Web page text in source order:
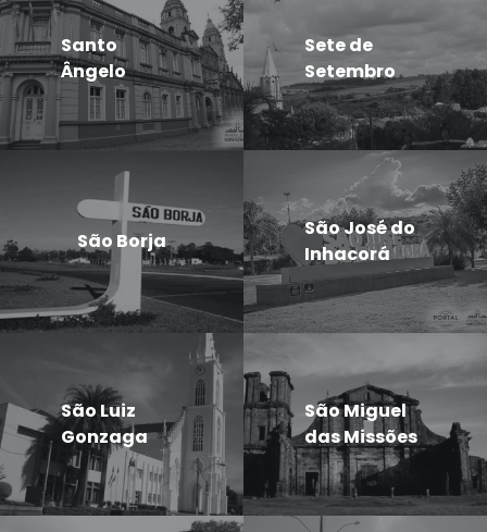
Santo
Ângelo
Sete de
Setembro
São Borja
São José do
Inhacorá
São Luiz
Gonzaga
São Miguel
das Missões